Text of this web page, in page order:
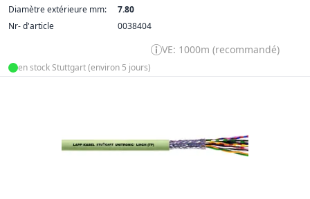
Diamètre extérieure mm:
7.80
Nr- d'article
0038404
VE: 1000m (recommandé)
en stock Stuttgart (environ 5 jours)